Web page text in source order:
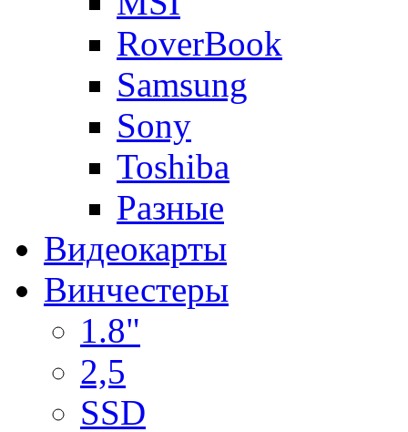
RoverBook
Samsung
Sony
Toshiba
Разные
Видеокарты
Винчестеры
1.8"
2,5
SSD